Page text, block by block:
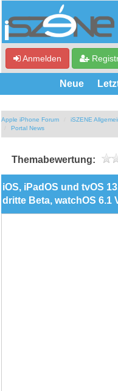
Anmelden
Neue
Apple iPhone Forum iSZENE
Portal News
Themabewertung:
iOS, iPadOS und tvOS
dritte Beta, watchOS 6.1